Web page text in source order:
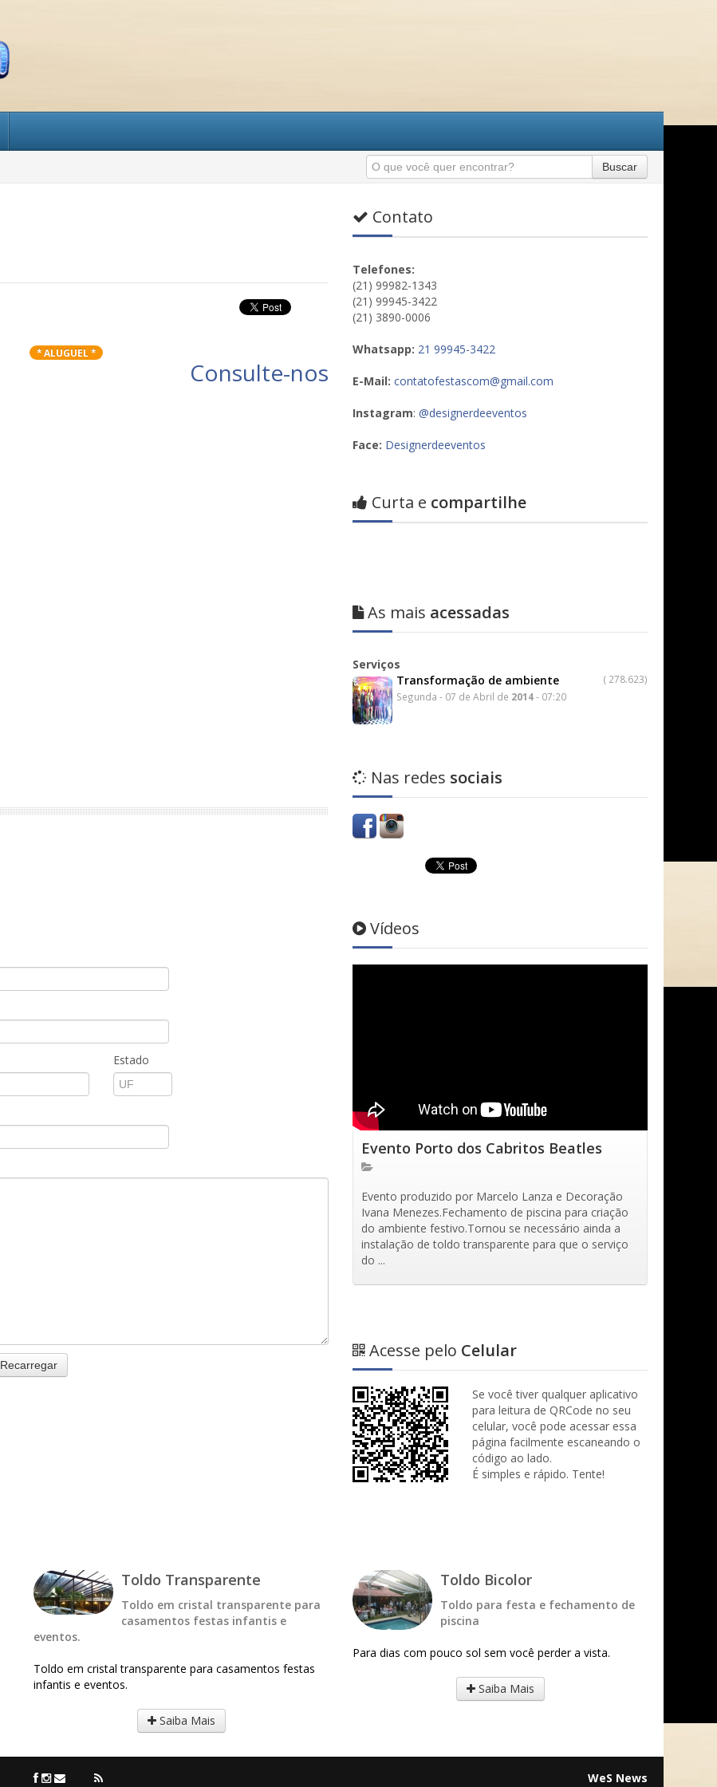
Buscar
* ALUGUEL *
Consulte-nos
Estado
Recarregar
Contato
Telefones:
(21) 99982-1343
(21) 99945-3422
(21) 3890-0006
Whatsapp: 21 99945-3422
E-Mail: contatofestascom@gmail.com
Instagram: @designerdeeventos
Face: Designerdeeventos
Curta e compartilhe
As mais acessadas
Serviços
Transformação de ambiente
( 278.623)
Segunda - 07 de Abril de 2014- 07:20
Nas redes sociais
Vídeos
Evento Porto dos Cabritos Beatles
Evento produzido por Marcelo Lanza e Decoração
Ivana Menezes.Fechamento de piscina para criação
do ambiente festivo.Tornou se necessário ainda a
instalação de toldo transparente para que o serviço
do ...
Acesse pelo Celular
Se você tiver qualquer aplicativo
para leitura de QRCode no seu
celular, você pode acessar essa
página facilmente escaneando o
código ao lado.
É simples e rápido. Tente!
Toldo Transparente
Toldo em cristal transparente para
casamentos festas infantis e
eventos.
Toldo em cristal transparente para casamentos festas
infantis e eventos.
Saiba Mais
Toldo Bicolor
Toldo para festa e fechamento de
piscina
Para dias com pouco sol sem você perder a vista.
Saiba Mais
WeS News